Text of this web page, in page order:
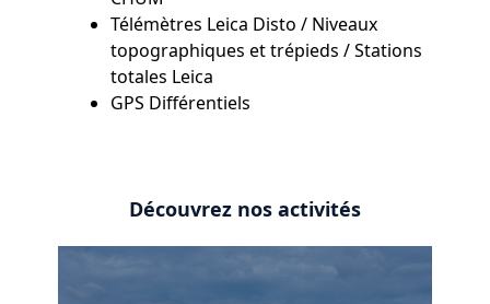
Télémètres Leica Disto / Niveaux
topographiques et trépieds / Stations
totales Leica
GPS Différentiels
Découvrez nos activités